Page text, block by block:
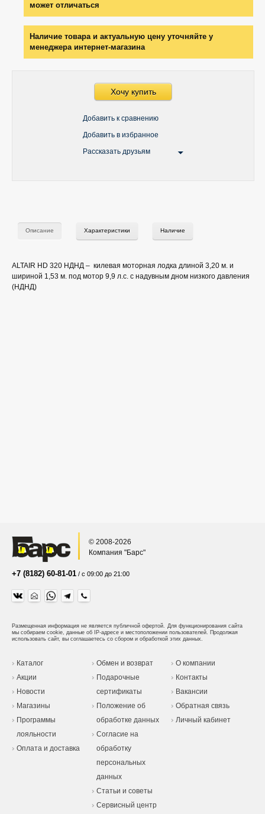
может отличаться
Наличие товара и актуальную цену уточняйте у
менеджера интернет-магазина
Хочу купить
Добавить к сравнению
Добавить в избранное
Рассказать друзьям
Описание Характеристики Наличие
ALTAIR HD 320 НДНД – килевая моторная лодка длиной 3,20 м. и
шириной 1,53 м. под мотор 9,9 л.с. с надувным дном низкого давления
(НДНД)
© 2008-2026
Компания "Барс"
+7 (8182) 60-81-01 / с 09:00 до 21:00
Размещенная информация не является публичной офертой. Для функционирования сайта
мы собираем cookie, данные об IP-адресе и местоположении пользователей. Продолжая
использовать сайт, вы соглашаетесь со сбором и обработкой этих данных.
Каталог
Акции
Новости
Магазины
Программы
лояльности
Оплата и доставка
Обмен и возврат
Подарочные
сертификаты
Положение об
обработке данных
Согласие на
обработку
персональных
данных
Статьи и советы
Сервисный центр
О компании
Контакты
Вакансии
Обратная связь
Личный кабинет